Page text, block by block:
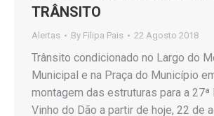
TRÂNSITO
Alertas By Filipa Pais 22 Agosto 2018
Trânsito condicionado no Largo do
Municipal e na Praça do Município
montagem das estruturas para a 27ª
Vinho do Dão a partir de hoje, 22 de